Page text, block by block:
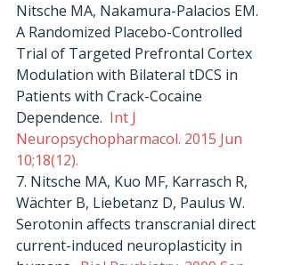
Nitsche MA, Nakamura-Palacios EM.
A Randomized Placebo-Controlled
Trial of Targeted Prefrontal Cortex
Modulation with Bilateral tDCS in
Patients with Crack-Cocaine
Dependence. Int J
Neuropsychopharmacol. 2015 Jun
10;18(12).
7. Nitsche MA, Kuo MF, Karrasch R,
Wächter B, Liebetanz D, Paulus W.
Serotonin affects transcranial direct
current-induced neuroplasticity in